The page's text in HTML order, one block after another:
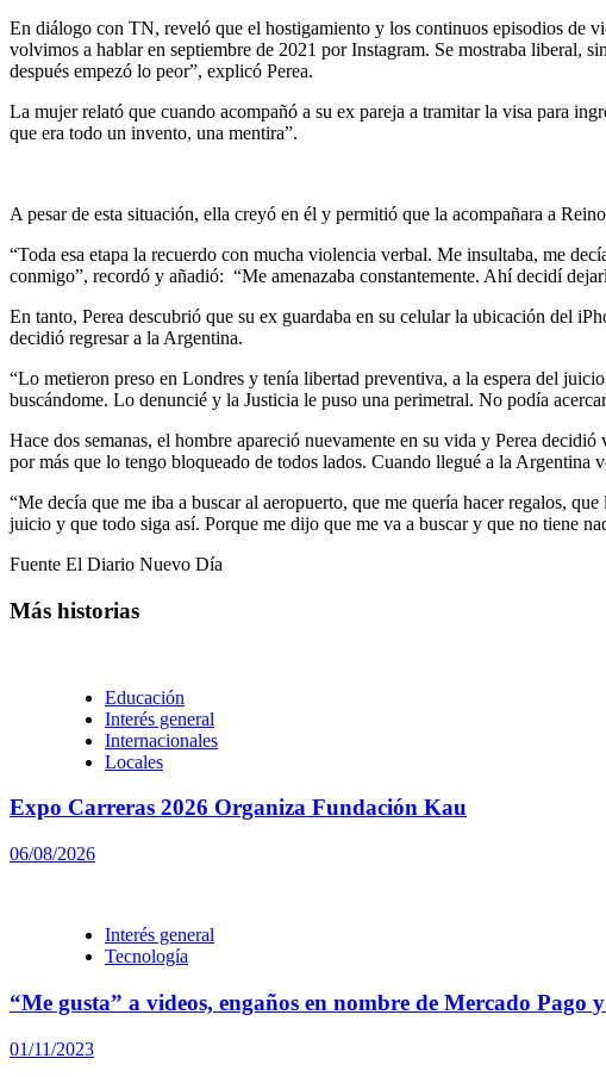
En diálogo con TN, reveló que el hostigamiento y los continuos episodios de
volvimos a hablar en septiembre de 2021 por Instagram. Se mostraba liberal,
después empezó lo peor”, explicó Perea.
La mujer relató que cuando acompañó a su ex pareja a tramitar la visa para
que era todo un invento, una mentira”.
A pesar de esta situación, ella creyó en él y permitió que la acompañara a
“Toda esa etapa la recuerdo con mucha violencia verbal. Me insultaba, me
conmigo”, recordó y añadió: “Me amenazaba constantemente. Ahí decidí
En tanto, Perea descubrió que su ex guardaba en su celular la ubicación del
decidió regresar a la Argentina.
“Lo metieron preso en Londres y tenía libertad preventiva, a la espera del
buscándome. Lo denuncié y la Justicia le puso una perimetral. No podía
Hace dos semanas, el hombre apareció nuevamente en su vida y Perea
por más que lo tengo bloqueado de todos lados. Cuando llegué a la Argentina
“Me decía que me iba a buscar al aeropuerto, que me quería hacer regalos,
juicio y que todo siga así. Porque me dijo que me va a buscar y que no tiene
Fuente El Diario Nuevo Día
Más historias
Educación
Interés general
Internacionales
Locales
Expo Carreras 2026 Organiza Fundación Kau
06/08/2026
Interés general
Tecnología
“Me gusta” a videos, engaños en nombre de Mercado
01/11/2023